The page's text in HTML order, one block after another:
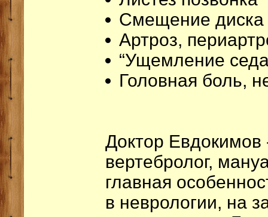
Смещение диска
Артроз,
“Ущемление
Головная боль,
Доктор Евдокимов
вертебролог,
главная
в неврологии, на